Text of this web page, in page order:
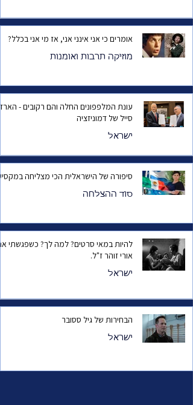
אומרים כי אני אינני אני, אז מי אני בכלל?
מוזיקה תרבות ואומנות
עונת המלפפונים החלה והם רקובים -
סייל של דמוניזציה
ישראל
סיפורה של הישראלית הכי מצליחה
סוד ההצלחה
להיות במאי סרטים? למה לך? כשפגשתי
אורי זוהר ז"ל.
ישראל
הבחירות של גיל ססובר
ישראל